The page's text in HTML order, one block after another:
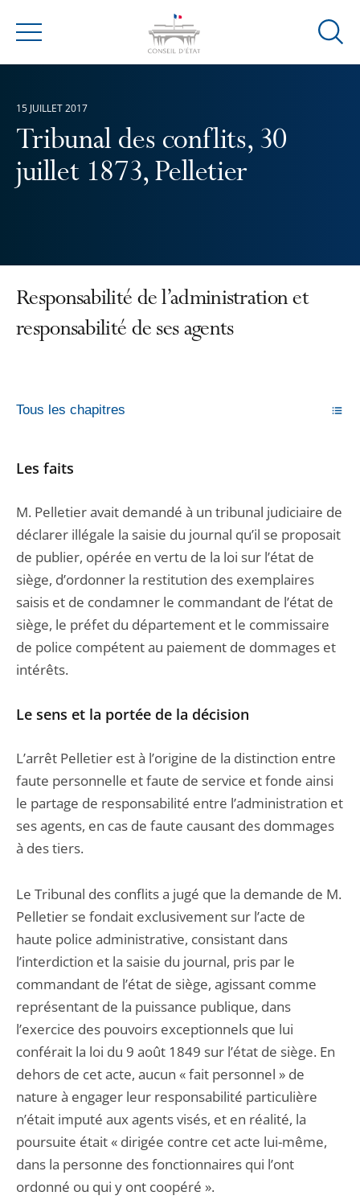
Menu
Ouvrir
Tribunal des conflits, 30
juillet 1873, Pelletier
15 JUILLET 2017
Responsabilité de l’administration et
responsabilité de ses agents
Tous les chapitres
Les faits
M. Pelletier avait demandé à un tribunal judiciaire de
déclarer illégale la saisie du journal qu’il se proposait
de publier, opérée en vertu de la loi sur l’état de
siège, d’ordonner la restitution des exemplaires
saisis et de condamner le commandant de l’état de
siège, le préfet du département et le commissaire
de police compétent au paiement de dommages et
intérêts.
Le sens et la portée de la décision
L’arrêt Pelletier est à l’origine de la distinction entre
faute personnelle et faute de service et fonde ainsi
le partage de responsabilité entre l’administration et
ses agents, en cas de faute causant des dommages
à des tiers.
Le Tribunal des conflits a jugé que la demande de M.
Pelletier se fondait exclusivement sur l’acte de
haute police administrative, consistant dans
l’interdiction et la saisie du journal, pris par le
commandant de l’état de siège, agissant comme
représentant de la puissance publique, dans
l’exercice des pouvoirs exceptionnels que lui
conférait la loi du 9 août 1849 sur l’état de siège. En
dehors de cet acte, aucun « fait personnel » de
nature à engager leur responsabilité particulière
n’était imputé aux agents visés, et en réalité, la
poursuite était « dirigée contre cet acte lui-même,
dans la personne des fonctionnaires qui l’ont
ordonné ou qui y ont coopéré ».